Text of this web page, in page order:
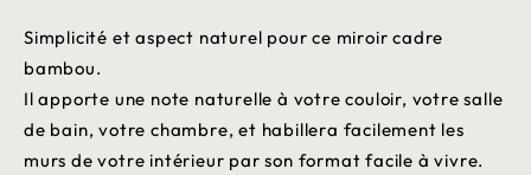
Simplicité et aspect naturel pour ce miroir cadre
bambou.
Il apporte une note naturelle à votre couloir, votre salle
de bain, votre chambre, et habillera facilement les
murs de votre intérieur par son format facile à vivre.